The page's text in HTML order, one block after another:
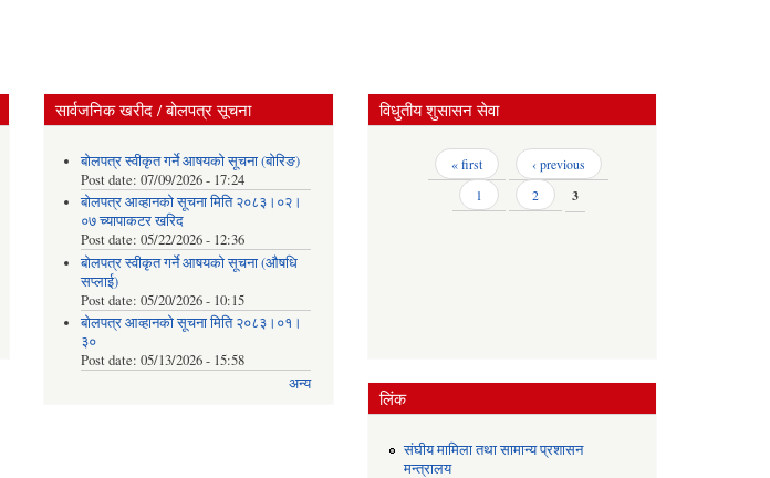
सार्वजनिक खरीद / बोलपत्र सूचना
बोलपत्र स्वीकृत गर्ने आषयको सूचना (बोरिङ)
Post date: 07/09/2026 - 17:24
बोलपत्र आव्हानको सूचना मिति २०८३।०२।
०७ च्यापाकटर खरिद
Post date: 05/22/2026 - 12:36
बोलपत्र स्वीकृत गर्ने आषयको सूचना (औषधि
सप्लाई)
Post date: 05/20/2026 - 10:15
बोलपत्र आव्हानको सूचना मिति २०८३।०१।
३०
Post date: 05/13/2026 - 15:58
अन्य
विधुतीय शुसासन सेवा
Pages « first
‹ previous
1
2 3
लिंक
संघीय मामिला तथा सामान्य प्रशासन
मन्त्रालय